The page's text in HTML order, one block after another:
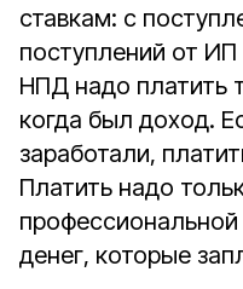
ставкам: с
поступлений от
НПД надо платить
когда был доход.
заработали,
Платить надо
денег, которые